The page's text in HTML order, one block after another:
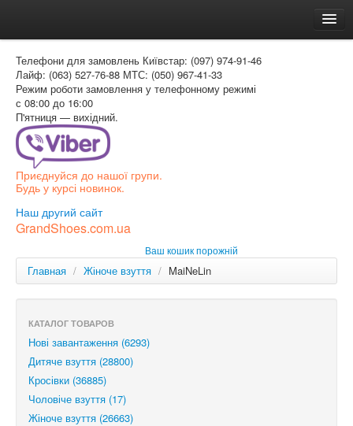
Доставка и оплата
Как заказать
Контакти
Таблиця розмірів
Вхід для покупця
РОС
Телефони для замовлень Київстар: (097) 974-91-46
Лайф: (063) 527-76-88 МТС: (050) 967-41-33
Режим роботи замовлення у телефонному режимі
с 08:00 до 16:00
П'ятниця — вихідний.
Приєднуйся до нашої групи.
Будь у курсі новинок.
Наш другий сайт
GrandShoes.com.ua
Ваш кошик порожній
Главная / Жіноче взуття / MaiNeLin
КАТАЛОГ ТОВАРОВ
Нові завантаження (6293)
Дитяче взуття (28800)
Кросівки (36885)
Чоловіче взуття (17)
Жіноче взуття (26663)